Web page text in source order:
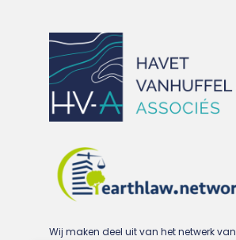
Wij maken deel uit van het netwerk van